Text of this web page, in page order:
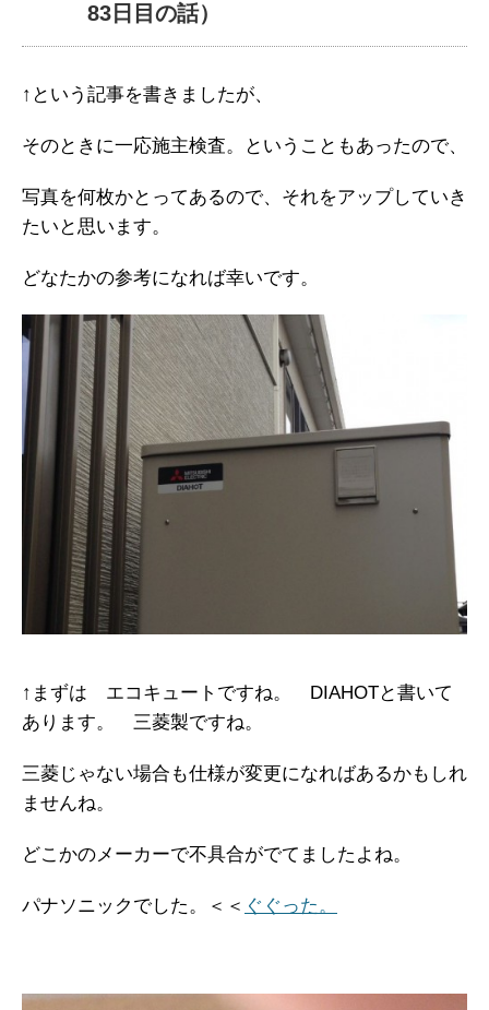
83日目の話）
↑という記事を書きましたが、
そのときに一応施主検査。ということもあったので、
写真を何枚かとってあるので、それをアップしていき
たいと思います。
どなたかの参考になれば幸いです。
↑まずは エコキュートですね。 DIAHOTと書いて
あります。 三菱製ですね。
三菱じゃない場合も仕様が変更になればあるかもしれ
ませんね。
どこかのメーカーで不具合がでてましたよね。
パナソニックでした。＜＜ ぐぐった。